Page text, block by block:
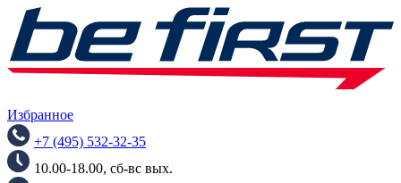
Избранное
+7 (495) 532-32-35
10.00-18.00, сб-вс вых.